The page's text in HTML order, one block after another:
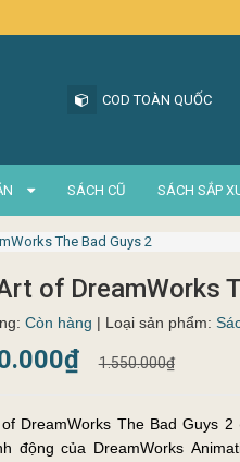
COD TOÀN QUỐC
SÁCH CŨ SÁCH SẮP
The Bad Guys 2
of DreamWorks
Còn hàng | Loại sản phẩm:
1.550.000₫
DreamWorks The Bad Guys
động của DreamWorks